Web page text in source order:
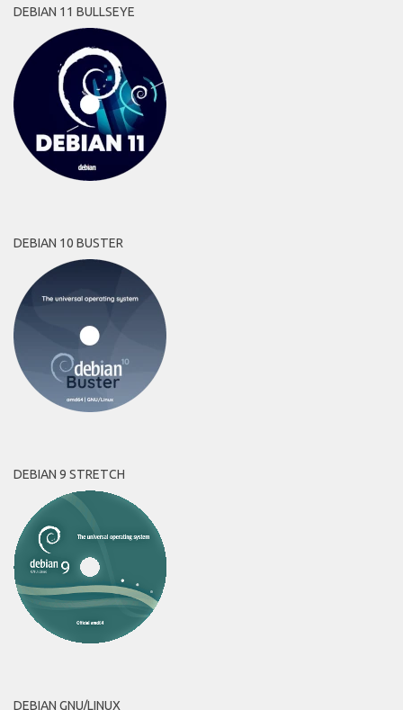
DEBIAN 11 BULLSEYE
DEBIAN 10 BUSTER
DEBIAN 9 STRETCH
DEBIAN GNU/LINUX